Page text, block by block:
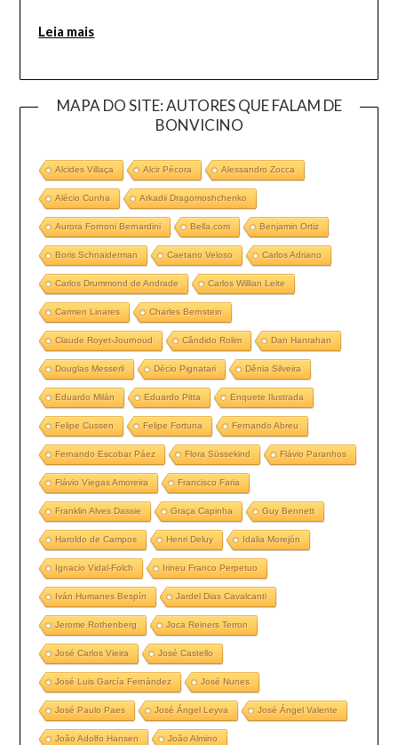
Leia mais
MAPA DO SITE: AUTORES QUE FALAM DE
BONVICINO
Alcides Villaça Alcir Pécora Alessandro Zocca
Alécio Cunha Arkadii Dragomoshchenko
Aurora Fornoni Bernardini Bella.com Benjamin Ortiz
Boris Schnaiderman Caetano Veloso Carlos Adriano
Carlos Drummond de Andrade Carlos Willian Leite
Carmen Linares Charles Bernstein
Claude Royet-Journoud Cândido Rolim Dan Hanrahan
Douglas Messerli Décio Pignatari Dênia Silveira
Eduardo Milán Eduardo Pitta Enquete Ilustrada
Felipe Cussen Felipe Fortuna Fernando Abreu
Fernando Escobar Páez Flora Süssekind Flávio Paranhos
Flávio Viegas Amoreira Francisco Faria
Franklin Alves Dassie Graça Capinha Guy Bennett
Haroldo de Campos Henri Deluy Idalia Morejón
Ignacio Vidal-Folch Irineu Franco Perpetuo
Iván Humanes Bespín Jardel Dias Cavalcanti
Jerome Rothenberg Joca Reiners Terron
José Carlos Vieira José Castello
José Luis García Fernández José Nunes
José Paulo Paes José Ángel Leyva José Ángel Valente
João Adolfo Hansen João Almino